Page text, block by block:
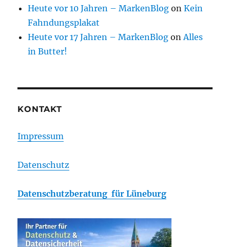
Heute vor 10 Jahren – MarkenBlog onKein
Fahndungsplakat
Heute vor 17 Jahren – MarkenBlog onAlles
in Butter!
KONTAKT
Impressum
Datenschutz
Datenschutzberatung für Lüneburg